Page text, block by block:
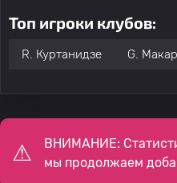
Топ игроки клубов:
R. Куртанидзе G.
ВНИМАНИЕ:
мы продолжаем